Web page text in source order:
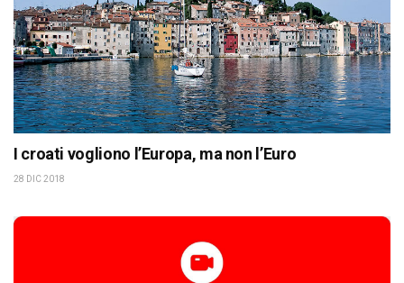
I croati vogliono l’Europa, ma non l’Euro
28 DIC 2018